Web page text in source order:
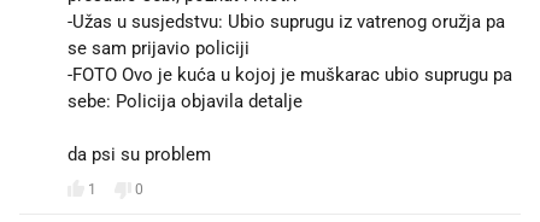
-Užas u susjedstvu: Ubio suprugu iz vatrenog oružja pa
se sam prijavio policiji
-FOTO Ovo je kuća u kojoj je muškarac ubio suprugu pa
sebe: Policija objavila detalje
da psi su problem
1 0